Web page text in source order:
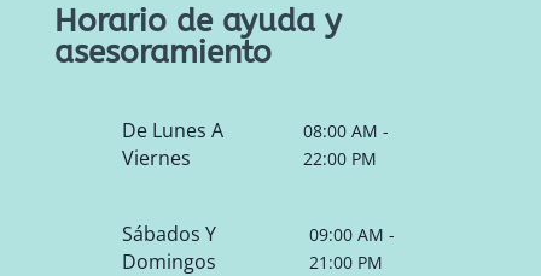
Horario de ayuda y
asesoramiento
De Lunes A
Viernes
08:00 AM -
22:00 PM
Sábados Y
Domingos
09:00 AM -
21:00 PM